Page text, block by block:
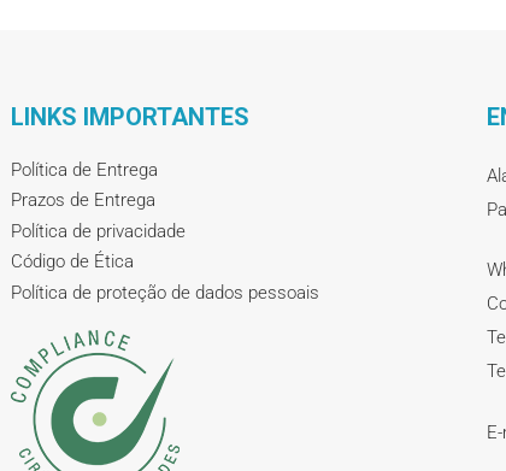
LINKS IMPORTANTES
Política de Entrega
Prazos de Entrega
Política de privacidade
Código de Ética
Política de proteção de dados pessoais